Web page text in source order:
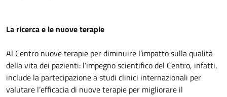
La ricerca e le nuove terapie
Al Centro nuove terapie per diminuire l’impatto sulla qualità
della vita dei pazienti: l’impegno scientifico del Centro, infatti,
include la partecipazione a studi clinici internazionali per
valutare l’efficacia di nuove terapie per migliorare il